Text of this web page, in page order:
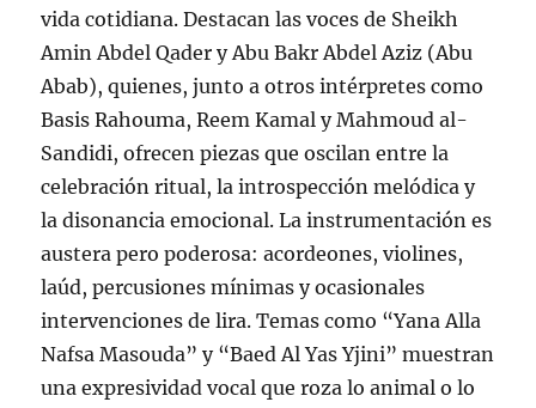
vida cotidiana. Destacan las voces de Sheikh
Amin Abdel Qader y Abu Bakr Abdel Aziz (Abu
Abab), quienes, junto a otros intérpretes como
Basis Rahouma, Reem Kamal y Mahmoud al-
Sandidi, ofrecen piezas que oscilan entre la
celebración ritual, la introspección melódica y
la disonancia emocional. La instrumentación es
austera pero poderosa: acordeones, violines,
laúd, percusiones mínimas y ocasionales
intervenciones de lira. Temas como “Yana Alla
Nafsa Masouda” y “Baed Al Yas Yjini” muestran
una expresividad vocal que roza lo animal o lo